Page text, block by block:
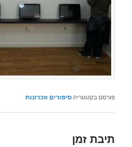
פורסם בקטגוריה סיפורים וזכרונות
תיבת זמן